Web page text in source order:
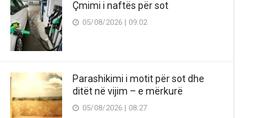
Çmimi i naftës për sot
05/08/2026 | 09:02
Parashikimi i motit për sot dhe
ditët në vijim – e mërkurë
05/08/2026 | 08:27